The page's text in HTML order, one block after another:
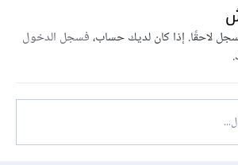
لاحقًا. إذا كان لديك حساب،فسجل الدخول